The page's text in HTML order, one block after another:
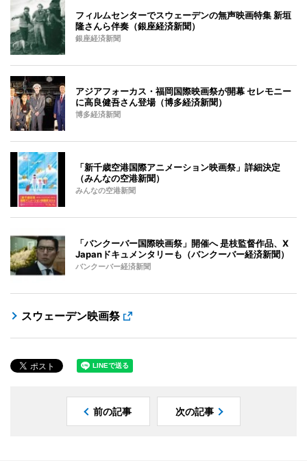
フィルムセンターでスウェーデンの無声映画特集 新垣
隆さんら伴奏（銀座経済新聞）
銀座経済新聞
アジアフォーカス・福岡国際映画祭が開幕 セレモニー
に高良健吾さん登場（博多経済新聞）
博多経済新聞
「新千歳空港国際アニメーション映画祭」詳細決定
（みんなの空港新聞）
みんなの空港新聞
「バンクーバー国際映画祭」開催へ 是枝監督作品、X
Japanドキュメンタリーも（バンクーバー経済新聞）
バンクーバー経済新聞
スウェーデン映画祭
前の記事 次の記事